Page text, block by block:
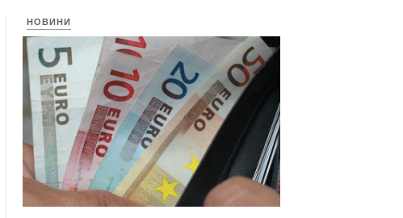
НОВИНИ